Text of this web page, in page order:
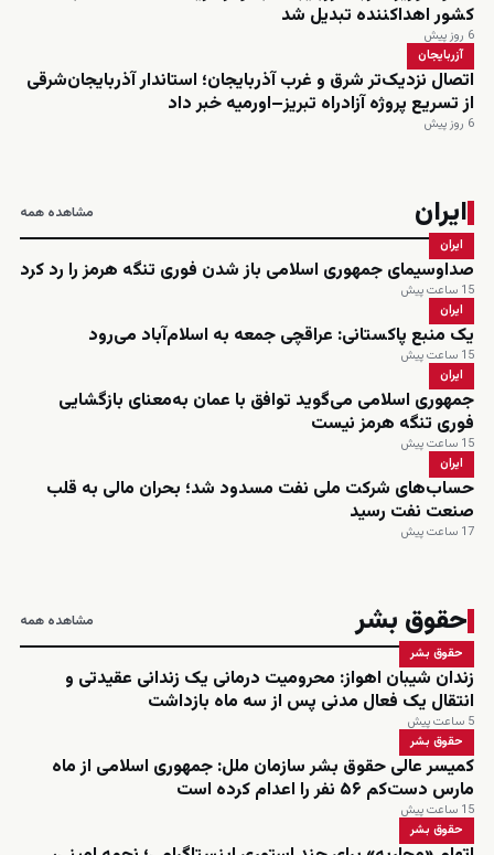
کشور اهداکننده تبدیل شد
6 روز پیش
آزربایجان
اتصال نزدیک‌تر شرق و غرب آذربایجان؛ استاندار آذربایجان‌شرقی
از تسریع پروژه آزادراه تبریز–اورمیه خبر داد
6 روز پیش
ایران مشاهده همه
ایران
صداوسیمای جمهوری اسلامی باز شدن فوری تنگه هرمز را رد کرد
15 ساعت پیش
ایران
یک منبع پاکستانی: عراقچی جمعه به اسلام‌آباد می‌رود
15 ساعت پیش
ایران
جمهوری اسلامی می‌گوید توافق با عمان به‌معنای بازگشایی
فوری تنگه هرمز نیست
15 ساعت پیش
ایران
حساب‌های شرکت ملی نفت مسدود شد؛ بحران مالی به قلب
صنعت نفت رسید
17 ساعت پیش
حقوق بشر مشاهده همه
حقوق بشر
زندان شیبان اهواز: محرومیت درمانی یک زندانی عقیدتی و
انتقال یک فعال مدنی پس از سه ماه بازداشت
5 ساعت پیش
حقوق بشر
کمیسر عالی حقوق بشر سازمان ملل: جمهوری اسلامی از ماه
مارس دست‌کم ۵۶ نفر را اعدام کرده است
15 ساعت پیش
حقوق بشر